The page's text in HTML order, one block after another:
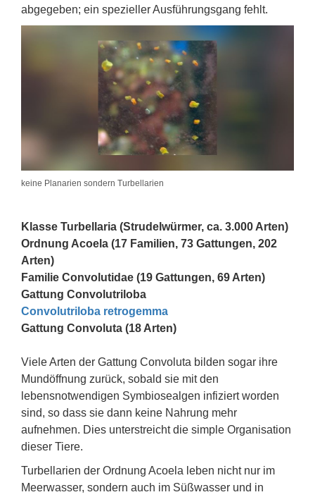
abgegeben; ein spezieller Ausführungsgang fehlt.
keine Planarien sondern Turbellarien
Klasse Turbellaria (Strudelwürmer, ca. 3.000 Arten)
Ordnung Acoela (17 Familien, 73 Gattungen, 202
Arten)
Familie Convolutidae (19 Gattungen, 69 Arten)
Gattung Convolutriloba
Convolutriloba retrogemma
Gattung Convoluta (18 Arten)
Viele Arten der Gattung Convoluta bilden sogar ihre
Mundöffnung zurück, sobald sie mit den
lebensnotwendigen Symbiosealgen infiziert worden
sind, so dass sie dann keine Nahrung mehr
aufnehmen. Dies unterstreicht die simple Organisation
dieser Tiere.
Turbellarien der Ordnung Acoela leben nicht nur im
Meerwasser, sondern auch im Süßwasser und in